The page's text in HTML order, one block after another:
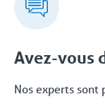
nous vous
ensemble
compris / Full
travail.
et améliorer
Avez-vous
Nos experts sont